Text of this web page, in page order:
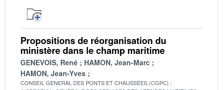
Propositions de réorganisation du
ministère dans le champ maritime
GENEVOIS, René
HAMON, Jean-Marc
HAMON, Jean-Yves
CONSEIL GENERAL DES PONTS ET CHAUSSEES (CGPC)